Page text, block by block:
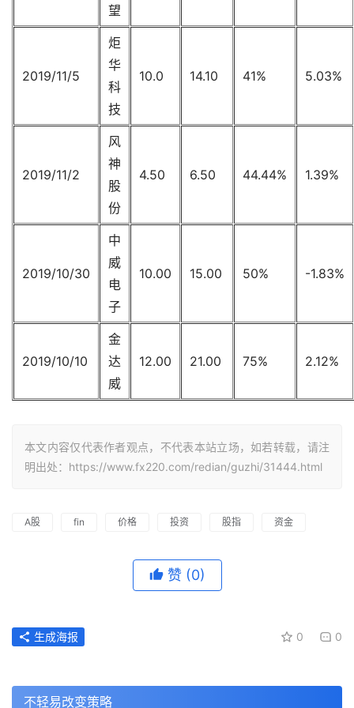
望
2019/11/5
炬
华
科
技
10.0 14.10 41% 5.03%
2019/11/2
风
神
股
份
4.50 6.50 44.44% 1.39%
2019/10/30
中
威
电
子
10.00 15.00 50% -1.83%
2019/10/10
金
达
威
12.00 21.00 75% 2.12%
本文内容仅代表作者观点，不代表本站立场，如若转载，请注
明出处：https://www.fx220.com/redian/guzhi/31444.html
A股 fin 价格 投资 股指 资金
赞 (0)
0 0
生成海报
不轻易改变策略